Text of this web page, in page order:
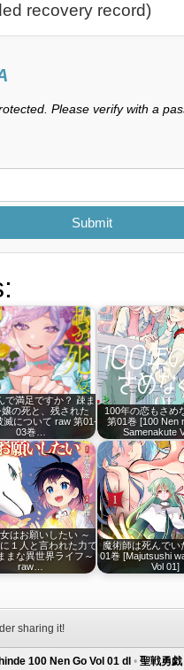
recovery record)
Please verify with a
Submit
で満足ですか？ 疎ま
の死と、残された
滅について raw 第01-
03巻…
100年の恋もさめ
第01巻 [100 Nen
Samenakute
はお願いしたい ～
１人と言われた力で
まな異世界ライフ～
raw…
魔術師は死んでい
01巻 [Majutsushi
Vol 01]
sharing it!
100 Nen Go Vol 01 dl • 聖戦勇